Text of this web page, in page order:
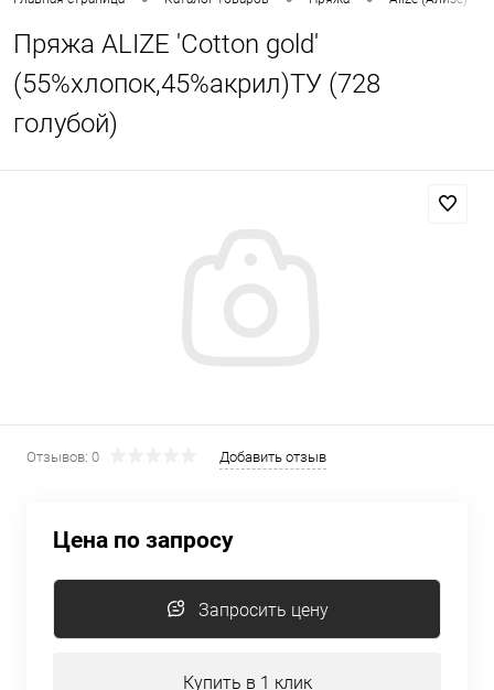
Пряжа ALIZE 'Cotton gold'
(55%хлопок,45%акрил)ТУ (728
голубой)
Отзывов: 0 Добавить отзыв
Цена по запросу
Запросить цену
Купить в 1 клик